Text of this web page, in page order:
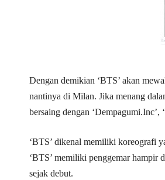
Dengan demikian ‘BTS’ akan
nantinya di Milan. Jika menang
bersaing dengan ‘Dempagumi.Inc’,
‘BTS’ dikenal memiliki koreografi
‘BTS’ memiliki penggemar hampir
sejak debut.